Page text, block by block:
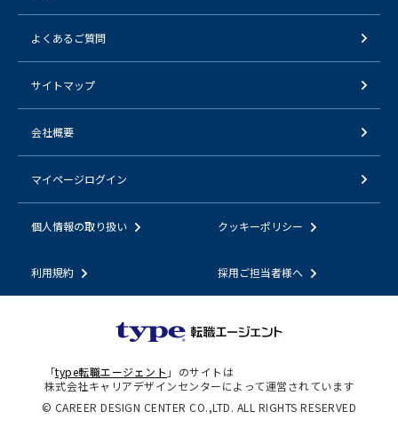
よくあるご質問
サイトマップ
会社概要
マイページログイン
個人情報の取り扱い クッキーポリシー
利用規約 採用ご担当者様へ
「type転職エージェント 」のサイトは
株式会社キャリアデザインセンターによって運営されています
© CAREER DESIGN CENTER CO.,LTD. ALL RIGHTS RESERVED